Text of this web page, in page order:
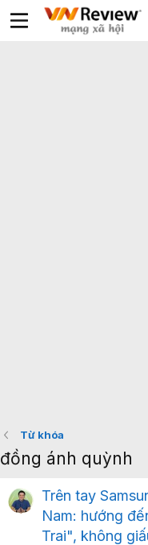
Từ khóa
đồng ánh quỳnh
Trên tay
Nam: hướng
Trai", không